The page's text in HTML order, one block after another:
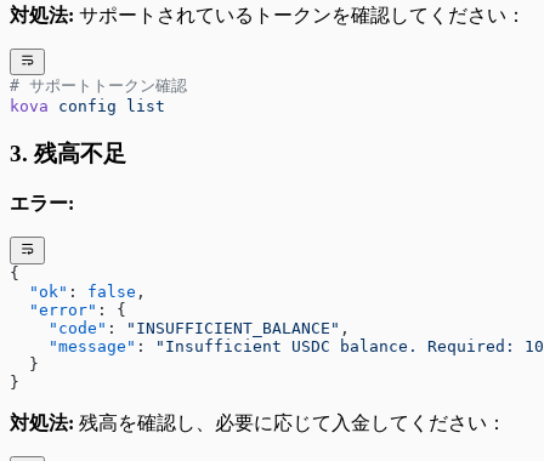
対処法: サポートされているトークンを確認してください：
# サポートトークン確認
kova config list
3. 残高不足
エラー:
{
  "ok"
: false ,
  "error"
: {
    "code"
: "INSUFFICIENT_BALANCE" ,
    "message"
:
"Insufficient USDC balance. Required:
  }
}
対処法: 残高を確認し、必要に応じて入金してください：